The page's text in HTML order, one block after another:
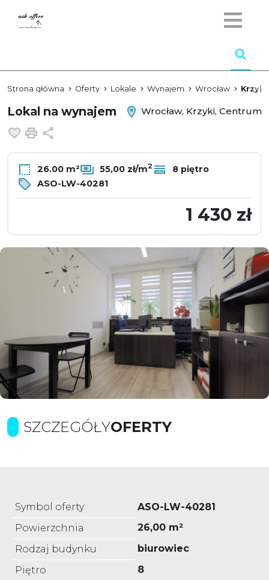
Strona główna Oferty Lokale Wynajem Wrocław Krzyki
Lokal na wynajem
Wrocław, Krzyki, Centrum
Dodaj do ulubionych
Drukuj
26.00 m² 55,00 zł/m2
8 piętro
ASO-LW-40281
1 430 zł
SZCZEGÓŁYOFERTY
Symbol oferty
ASO-LW-40281
Powierzchnia
26,00 m²
Rodzaj budynku
biurowiec
Piętro
8